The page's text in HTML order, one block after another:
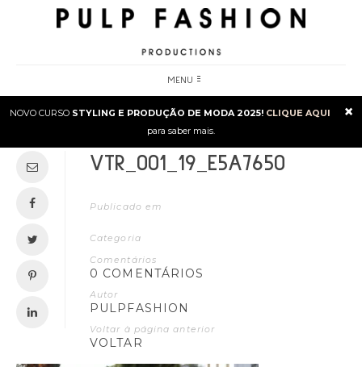
MENU
×
NOVO CURSO STYLING E PRODUÇÃO DE MODA 2025! CLIQUE AQUI
para saber mais.
VTR_001_19_E5A7650
Publicado em
Categoria
Comentários
0 COMENTÁRIOS
Autor
PULPFASHION
Voltar à página anterior
VOLTAR